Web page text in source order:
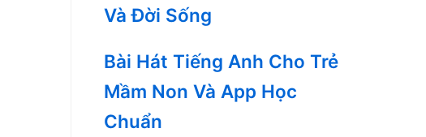
Và Đời Sống
Bài Hát Tiếng Anh Cho Trẻ
Mầm Non Và App Học
Chuẩn